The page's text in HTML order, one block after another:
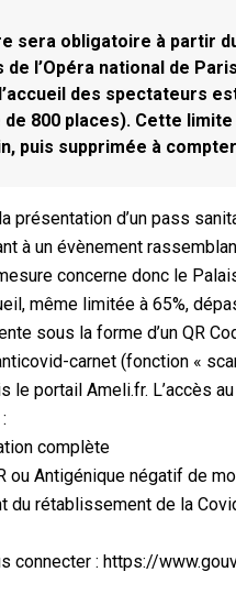
sera obligatoire à partir
l’Opéra national de
des spectateurs
800 places). Cette
puis supprimée à
présentation d’un pass
à un évènement
concerne donc le
même limitée à 65%,
sous la forme d’un QR
carnet (fonction «
le portail Ameli.fr. L’accès
complète
ou Antigénique négatif de
rétablissement de la
connecter : https://